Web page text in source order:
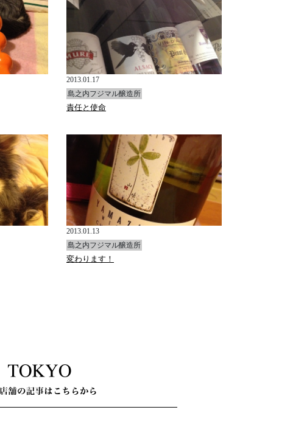
2013.01.17
島之内フジマル醸造所
責任と使命
2013.01.13
島之内フジマル醸造所
変わります！